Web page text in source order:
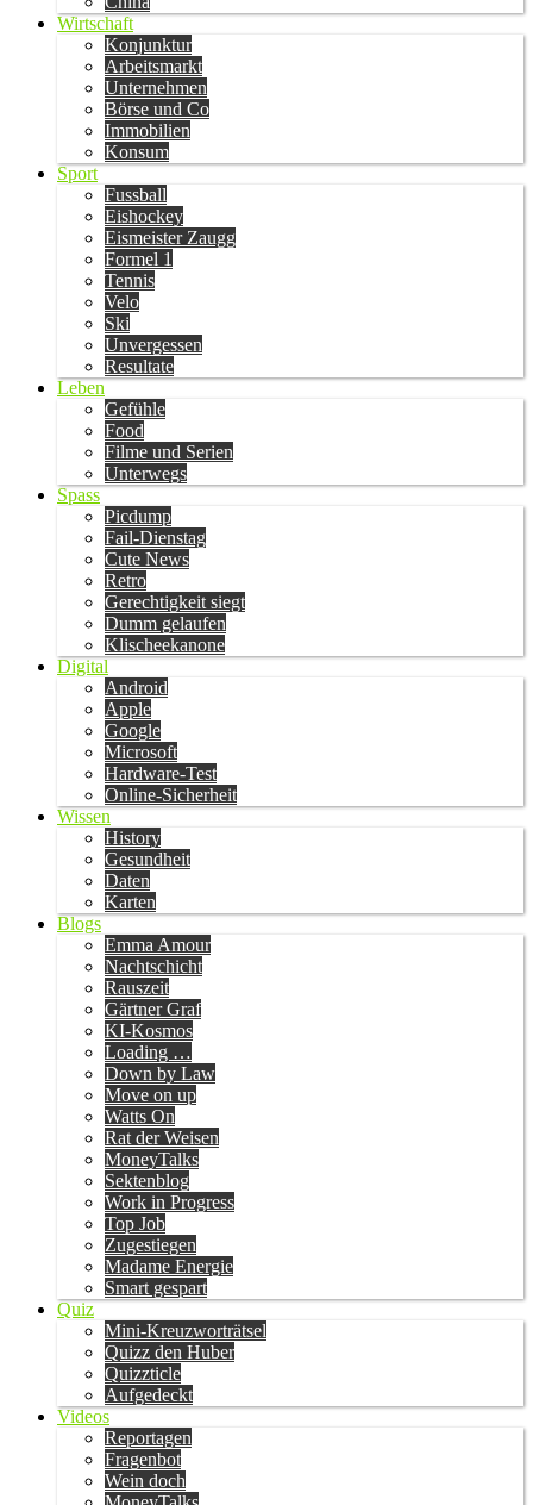
Wirtschaft
Konjunktur
Arbeitsmarkt
Unternehmen
Börse und Co
Immobilien
Konsum
Sport
Fussball
Eishockey
Eismeister Zaugg
Formel 1
Tennis
Velo
Ski
Unvergessen
Resultate
Leben
Gefühle
Food
Filme und Serien
Unterwegs
Spass
Picdump
Fail-Dienstag
Cute News
Retro
Gerechtigkeit siegt
Dumm gelaufen
Klischeekanone
Digital
Android
Apple
Google
Microsoft
Hardware-Test
Online-Sicherheit
Wissen
History
Gesundheit
Daten
Karten
Blogs
Emma Amour
Nachtschicht
Rauszeit
Gärtner Graf
KI-Kosmos
Loading …
Down by Law
Move on up
Watts On
Rat der Weisen
MoneyTalks
Sektenblog
Work in Progress
Top Job
Zugestiegen
Madame Energie
Smart gespart
Quiz
Mini-Kreuzworträtsel
Quizz den Huber
Quizzticle
Aufgedeckt
Videos
Reportagen
Fragenbot
Wein doch